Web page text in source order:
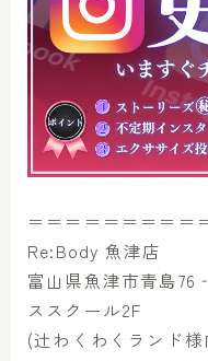
＝＝＝＝＝＝＝＝＝
Re:Body 魚津店
富山県魚津市青島
ススクール2F
(辻わくわくランド様